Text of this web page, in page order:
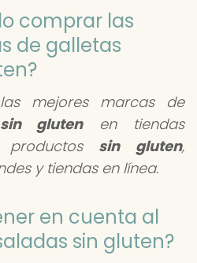
comprar las
de galletas
mejores marcas de
sin glutenen tiendas
productos sin gluten,
y tiendas en línea.
en cuenta al
sin gluten?